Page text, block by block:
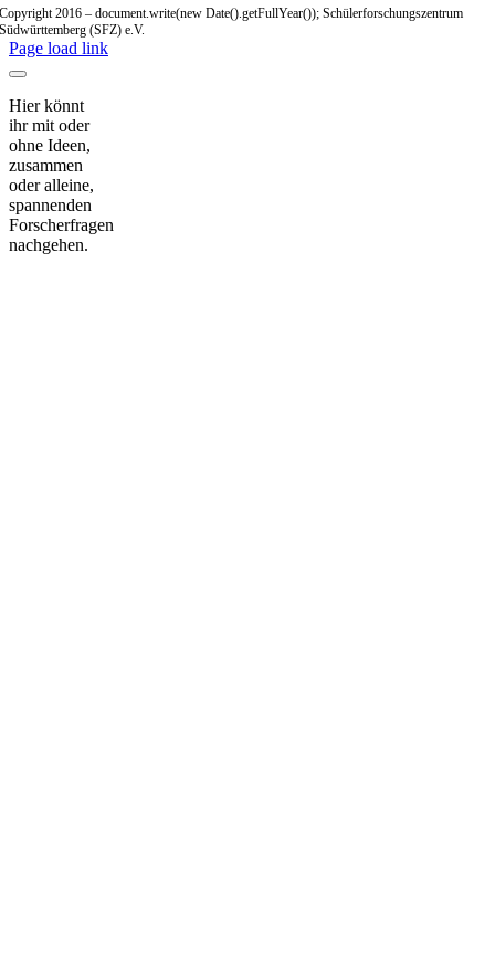
Copyright 2016 – document.write(new Date().getFullYear()); Schülerforschungszentrum
Südwürttemberg (SFZ) e.V.
Page load link
Hier könnt
ihr mit oder
ohne Ideen,
zusammen
oder alleine,
spannenden
Forscherfragen
nachgehen.